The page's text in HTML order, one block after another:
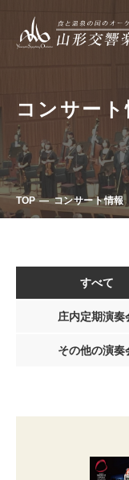
コンサート
TOP コンサート情報
すべて
庄内定期演奏
その他の演奏